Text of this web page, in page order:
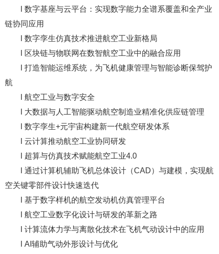
l 数字基座与云平台：实现数字能力全谱系覆盖和全产业
链协同应用
l 数字孪生仿真技术推进航空工业新格局
l 区块链与物联网在数智航空工业中的融合应用
l 打造智能运维系统，为飞机健康管理与智能诊断保驾护
航
l 航空工业与数字安全
l 大数据与人工智能驱动航空制造业精准化供应链管理
l 数字孪生+元宇宙构建新一代航空研发体系
l 云计算推动航空工业协同研发
l 超算与仿真技术赋能航空工业4.0
l 通过计算机辅助飞机总体设计（CAD）与建模，实现航
空关键零部件设计快速迭代
l 基于数字样机的航空发动机仿真管理平台
l 航空工业数字化设计与研发的革新之路
l 计算流体力学与离散化技术在飞机气动设计中的应用
l AI辅助气动外形设计与优化